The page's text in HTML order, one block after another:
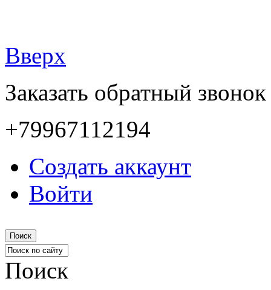
Вверх
Заказать обратный звонок
+79967112194
Создать аккаунт
Войти
Поиск
Поиск